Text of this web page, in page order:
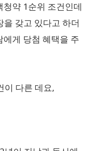
약 1순위 조건인데
갖고 있다고 하더
게 당첨 혜택을 주
이 다른 데요,